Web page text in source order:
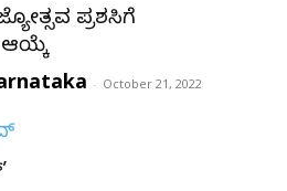
ಪ್ರಶಸ್ತಿಗೆ
ಆಯ್ಕೆ
- October 21, 2022